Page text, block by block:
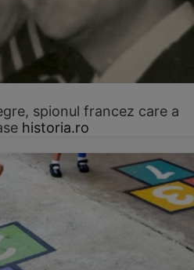
spionul francez care a
historia.ro